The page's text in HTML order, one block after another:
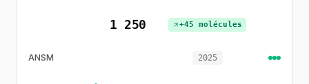
1 250 +45 molécules
ANSM 2025